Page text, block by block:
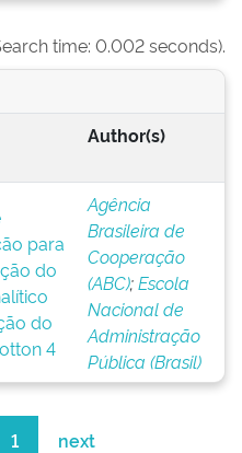
time: 0.002 seconds).
Author(s)
para
do
do
4
Agência
Brasileira de
Cooperação
(ABC);Escola
Nacional de
Administração
Pública (Brasil)
1 next